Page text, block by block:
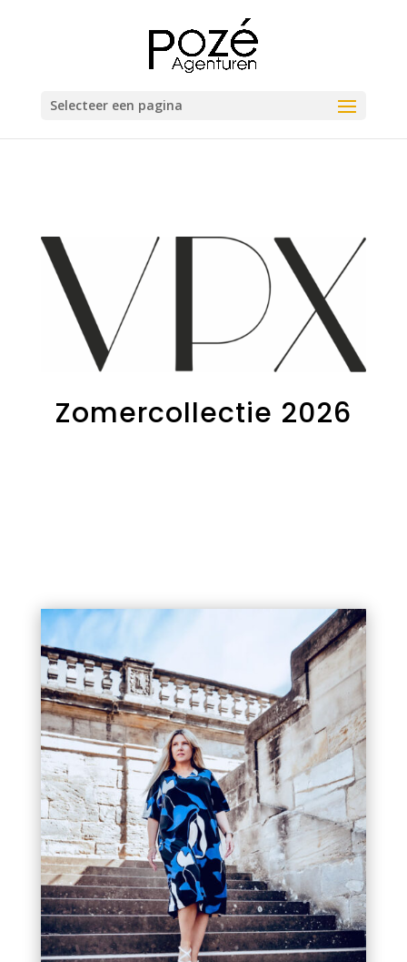
Selecteer een pagina
Zomercollectie 2026